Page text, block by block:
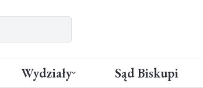
Wydziały Sąd Biskupi